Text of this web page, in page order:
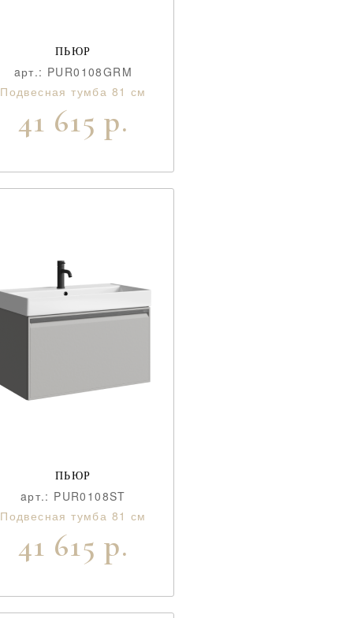
ПЬЮР
aрт.: PUR0108GRM
Подвесная тумба 81 см
41 615 р.
ПЬЮР
aрт.: PUR0108ST
Подвесная тумба 81 см
41 615 р.